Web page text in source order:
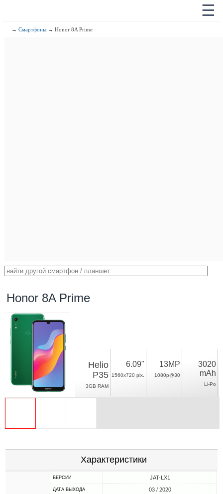
☰
→Смартфоны → Honor 8A Prime
Honor 8A Prime
Helio
P35
3GB RAM
6.09"
1560x720 pix.
13MP
1080p@30
3020
mAh
Li-Po
Характеристики
ВЕРСИИ JAT-LX1
ДАТА ВЫХОДА 03 / 2020